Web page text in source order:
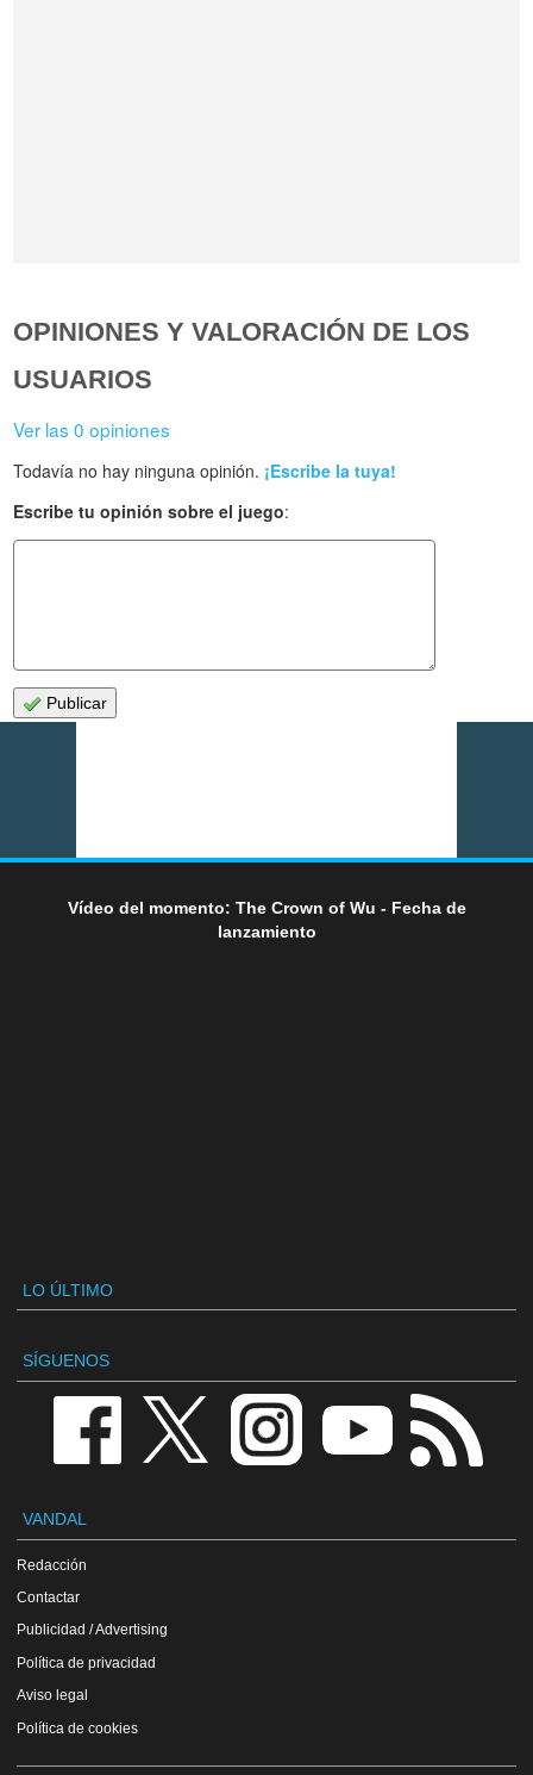
OPINIONES Y VALORACIÓN DE LOS
USUARIOS
Ver las 0 opiniones
Todavía no hay ninguna opinión. ¡Escribe la tuya!
Escribe tu opinión sobre el juego:
Publicar
Vídeo del momento: The Crown of Wu - Fecha de
lanzamiento
LO ÚLTIMO
SÍGUENOS
VANDAL
Redacción
Contactar
Publicidad / Advertising
Política de privacidad
Aviso legal
Política de cookies